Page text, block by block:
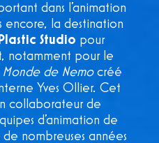
dans l’animation
encore, la destination
Plastic Studio pour
notamment pour le
Monde de Nemo créé
Yves Ollier. Cet
collaborateur de
d’animation de
de nombreuses années